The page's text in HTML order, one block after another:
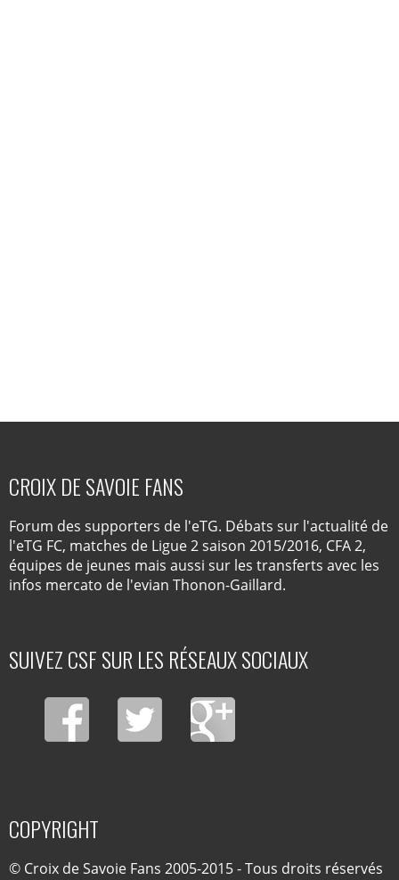
CROIX DE SAVOIE FANS
Forum des supporters de l'eTG. Débats sur l'actualité de
l'eTG FC, matches de Ligue 2 saison 2015/2016, CFA 2,
équipes de jeunes mais aussi sur les transferts avec les
infos mercato de l'evian Thonon-Gaillard.
SUIVEZ CSF SUR LES RÉSEAUX SOCIAUX
COPYRIGHT
© Croix de Savoie Fans 2005-2015 - Tous droits réservés